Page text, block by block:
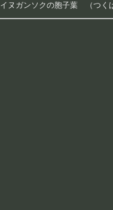
イヌガンソクの胞子葉 （つく